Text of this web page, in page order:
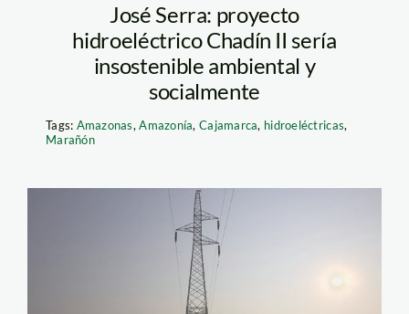
José Serra: proyecto
hidroeléctrico Chadín II sería
insostenible ambiental y
socialmente
Tags: Amazonas,Amazonía,Cajamarca, hidroeléctricas,
Marañón
inambari_torre_tm